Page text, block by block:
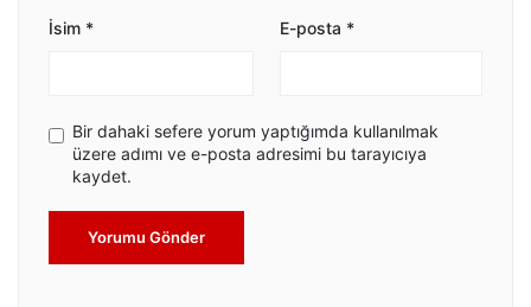
İsim * E-posta *
Bir dahaki sefere yorum yaptığımda kullanılmak
üzere adımı ve e-posta adresimi bu tarayıcıya
kaydet.
Yorumu Gönder